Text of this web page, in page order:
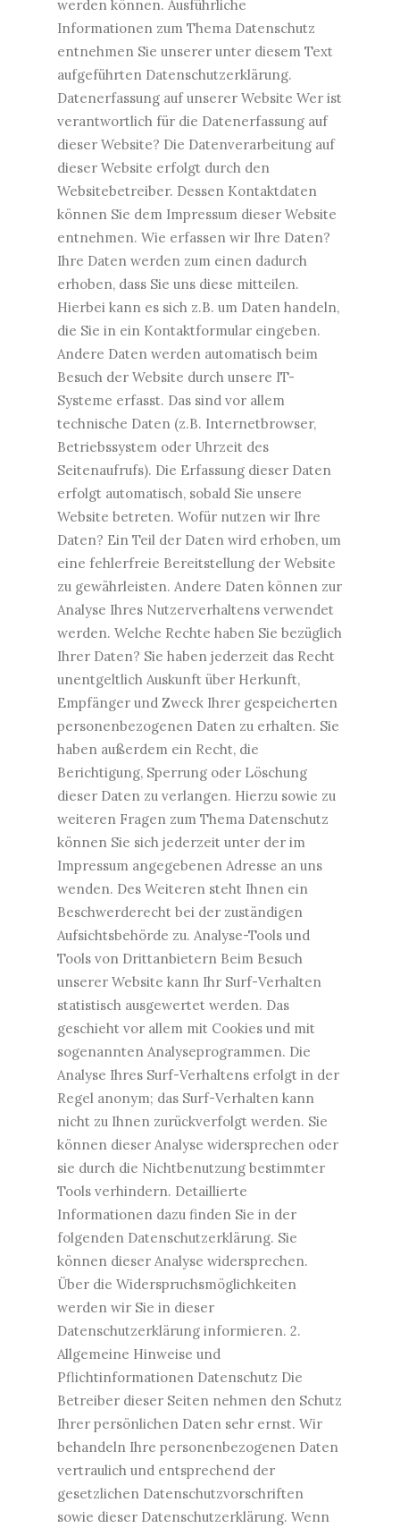
werden können. Ausführliche
Informationen zum Thema Datenschutz
entnehmen Sie unserer unter diesem Text
aufgeführten Datenschutzerklärung.
Datenerfassung auf unserer Website Wer ist
verantwortlich für die Datenerfassung auf
dieser Website? Die Datenverarbeitung auf
dieser Website erfolgt durch den
Websitebetreiber. Dessen Kontaktdaten
können Sie dem Impressum dieser Website
entnehmen. Wie erfassen wir Ihre Daten?
Ihre Daten werden zum einen dadurch
erhoben, dass Sie uns diese mitteilen.
Hierbei kann es sich z.B. um Daten handeln,
die Sie in ein Kontaktformular eingeben.
Andere Daten werden automatisch beim
Besuch der Website durch unsere IT-
Systeme erfasst. Das sind vor allem
technische Daten (z.B. Internetbrowser,
Betriebssystem oder Uhrzeit des
Seitenaufrufs). Die Erfassung dieser Daten
erfolgt automatisch, sobald Sie unsere
Website betreten. Wofür nutzen wir Ihre
Daten? Ein Teil der Daten wird erhoben, um
eine fehlerfreie Bereitstellung der Website
zu gewährleisten. Andere Daten können zur
Analyse Ihres Nutzerverhaltens verwendet
werden. Welche Rechte haben Sie bezüglich
Ihrer Daten? Sie haben jederzeit das Recht
unentgeltlich Auskunft über Herkunft,
Empfänger und Zweck Ihrer gespeicherten
personenbezogenen Daten zu erhalten. Sie
haben außerdem ein Recht, die
Berichtigung, Sperrung oder Löschung
dieser Daten zu verlangen. Hierzu sowie zu
weiteren Fragen zum Thema Datenschutz
können Sie sich jederzeit unter der im
Impressum angegebenen Adresse an uns
wenden. Des Weiteren steht Ihnen ein
Beschwerderecht bei der zuständigen
Aufsichtsbehörde zu. Analyse-Tools und
Tools von Drittanbietern Beim Besuch
unserer Website kann Ihr Surf-Verhalten
statistisch ausgewertet werden. Das
geschieht vor allem mit Cookies und mit
sogenannten Analyseprogrammen. Die
Analyse Ihres Surf-Verhaltens erfolgt in der
Regel anonym; das Surf-Verhalten kann
nicht zu Ihnen zurückverfolgt werden. Sie
können dieser Analyse widersprechen oder
sie durch die Nichtbenutzung bestimmter
Tools verhindern. Detaillierte
Informationen dazu finden Sie in der
folgenden Datenschutzerklärung. Sie
können dieser Analyse widersprechen.
Über die Widerspruchsmöglichkeiten
werden wir Sie in dieser
Datenschutzerklärung informieren. 2.
Allgemeine Hinweise und
Pflichtinformationen Datenschutz Die
Betreiber dieser Seiten nehmen den Schutz
Ihrer persönlichen Daten sehr ernst. Wir
behandeln Ihre personenbezogenen Daten
vertraulich und entsprechend der
gesetzlichen Datenschutzvorschriften
sowie dieser Datenschutzerklärung. Wenn